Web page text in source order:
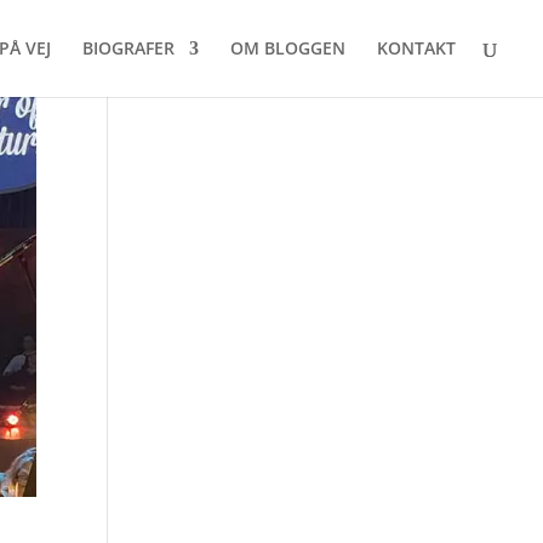
VEJ BIOGRAFER OM BLOGGEN KONTAKT